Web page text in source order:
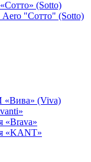
(Sotto)
"Сотто" (Sotto)
«Вива» (Viva)
«Brava»
«KANT»